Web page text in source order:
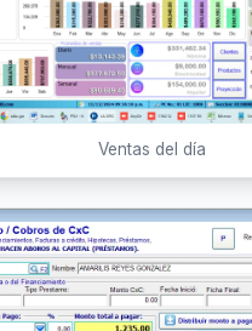
Ventas del día